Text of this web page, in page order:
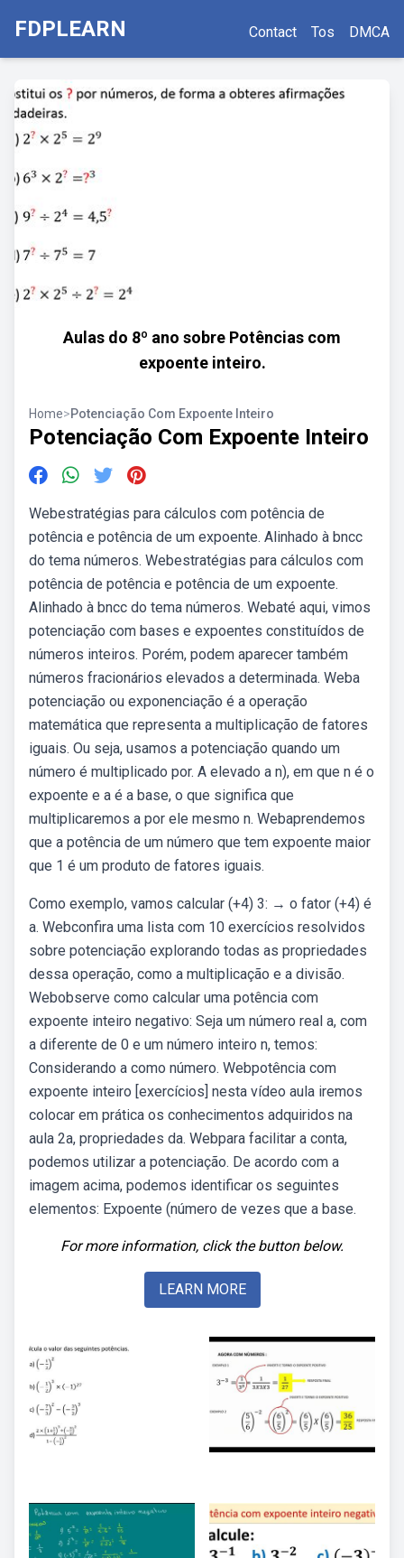
FDPLEARN Contact Tos DMCA
Aulas do 8º ano sobre Potências com
expoente inteiro.
Home>Potenciação Com Expoente Inteiro
Potenciação Com Expoente Inteiro
Webestratégias para cálculos com potência de
potência e potência de um expoente. Alinhado à bncc
do tema números. Webestratégias para cálculos com
potência de potência e potência de um expoente.
Alinhado à bncc do tema números. Webaté aqui, vimos
potenciação com bases e expoentes constituídos de
números inteiros. Porém, podem aparecer também
números fracionários elevados a determinada. Weba
potenciação ou exponenciação é a operação
matemática que representa a multiplicação de fatores
iguais. Ou seja, usamos a potenciação quando um
número é multiplicado por. A elevado a n), em que n é o
expoente e a é a base, o que significa que
multiplicaremos a por ele mesmo n. Webaprendemos
que a potência de um número que tem expoente maior
que 1 é um produto de fatores iguais.
Como exemplo, vamos calcular (+4) 3: → o fator (+4) é
a. Webconfira uma lista com 10 exercícios resolvidos
sobre potenciação explorando todas as propriedades
dessa operação, como a multiplicação e a divisão.
Webobserve como calcular uma potência com
expoente inteiro negativo: Seja um número real a, com
a diferente de 0 e um número inteiro n, temos:
Considerando a como número. Webpotência com
expoente inteiro [exercícios] nesta vídeo aula iremos
colocar em prática os conhecimentos adquiridos na
aula 2a, propriedades da. Webpara facilitar a conta,
podemos utilizar a potenciação. De acordo com a
imagem acima, podemos identificar os seguintes
elementos: Expoente (número de vezes que a base.
For more information, click the button below.
LEARN MORE